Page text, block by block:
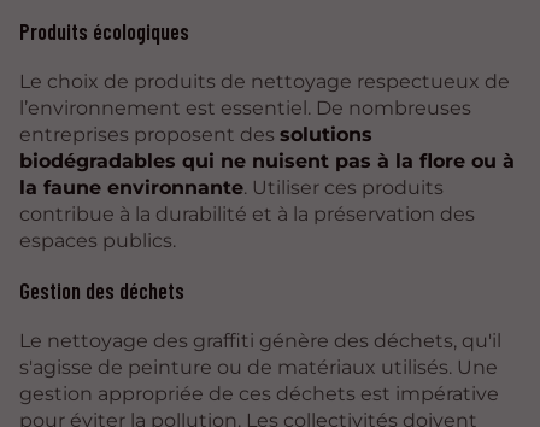
Produits écologiques
Le choix de produits de nettoyage respectueux de
l’environnement est essentiel. De nombreuses
entreprises proposent des solutions
biodégradables qui ne nuisent pas à la flore ou à
la faune environnante. Utiliser ces produits
contribue à la durabilité et à la préservation des
espaces publics.
Gestion des déchets
Le nettoyage des graffiti génère des déchets, qu'il
s'agisse de peinture ou de matériaux utilisés. Une
gestion appropriée de ces déchets est impérative
pour éviter la pollution. Les collectivités doivent